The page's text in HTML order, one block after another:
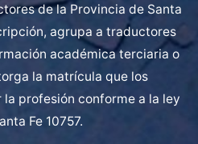
de la Provincia de Santa
agrupa a traductores
académica terciaria o
la matrícula que los
profesión conforme a la ley
Fe 10757.